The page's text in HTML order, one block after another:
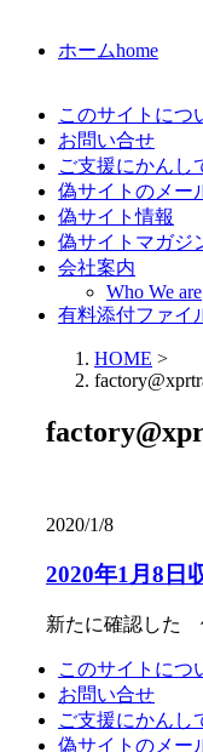
ホームhome
このサイトにつ
お問い合せ
ご支援にかんし
偽サイトのメー
偽サイト情報
偽サイトマガジ
会社案内
Who We are
有料添付ファイ
HOME >
2020/1/8
2020年1月8日
新たに確認した
このサイトにつ
お問い合せ
ご支援にかんし
偽サイトのメー